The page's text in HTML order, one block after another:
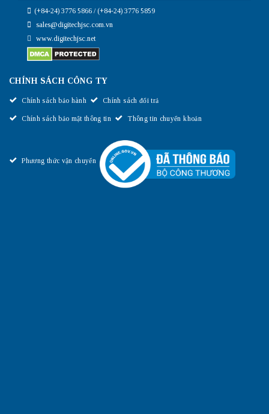
(+84-24) 3776 5866 / (+84-24) 3776 5859
sales@digitechjsc.com.vn
www.digitechjsc.net
CHÍNH SÁCH CÔNG TY
Chính sách bảo hành Chính sách đổi trả
Chính sách bảo mật thông tin Thông tin chuyển khoản
Phương thức vận chuyển